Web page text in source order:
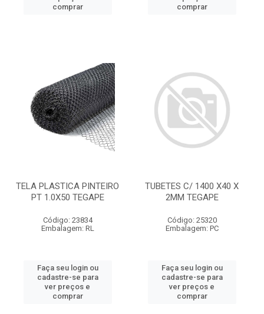
comprar
comprar
TELA PLASTICA PINTEIRO
PT 1.0X50 TEGAPE
Código: 23834
Embalagem: RL
Faça seu login ou
cadastre-se para
ver preços e
comprar
TUBETES C/ 1400 X40 X
2MM TEGAPE
Código: 25320
Embalagem: PC
Faça seu login ou
cadastre-se para
ver preços e
comprar